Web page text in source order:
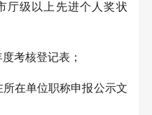
厅级以上先进个人奖状
考核登记表；
所在单位职称申报公示文